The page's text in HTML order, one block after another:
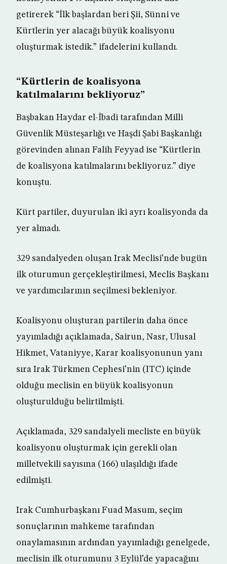
getirerek “İlk başlardan beri Şii, Sünni ve
Kürtlerin yer alacağı büyük koalisyonu
oluşturmak istedik.” ifadelerini kullandı.
“Kürtlerin de koalisyona
katılmalarını bekliyoruz”
Başbakan Haydar el-İbadi tarafından Milli
Güvenlik Müsteşarlığı ve Haşdi Şabi Başkanlığı
görevinden alınan Falih Feyyad ise “Kürtlerin
de koalisyona katılmalarını bekliyoruz.” diye
konuştu.
Kürt partiler, duyurulan iki ayrı koalisyonda da
yer almadı.
329 sandalyeden oluşan Irak Meclisi’nde bugün
ilk oturumun gerçekleştirilmesi, Meclis Başkanı
ve yardımcılarının seçilmesi bekleniyor.
Koalisyonu oluşturan partilerin daha önce
yayımladığı açıklamada, Sairun, Nasr, Ulusal
Hikmet, Vataniyye, Karar koalisyonunun yanı
sıra Irak Türkmen Cephesi’nin (ITC) içinde
olduğu meclisin en büyük koalisyonun
oluşturulduğu belirtilmişti.
Açıklamada, 329 sandalyeli mecliste en büyük
koalisyonu oluşturmak için gerekli olan
milletvekili sayısına (166) ulaşıldığı ifade
edilmişti.
Irak Cumhurbaşkanı Fuad Masum, seçim
sonuçlarının mahkeme tarafından
onaylamasının ardından yayımladığı genelgede,
meclisin ilk oturumunu 3 Eylül’de yapacağını